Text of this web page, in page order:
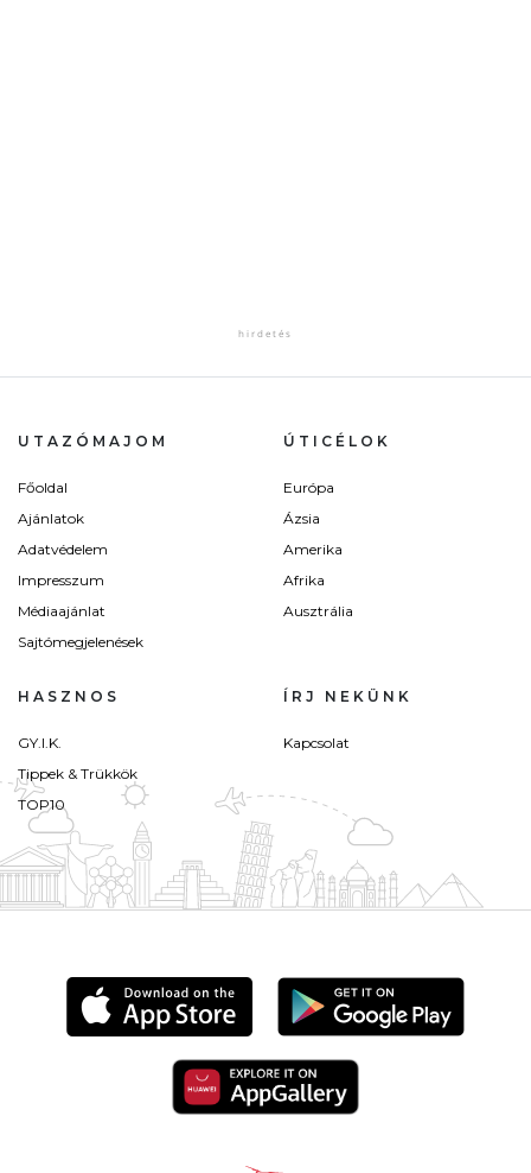
UTAZÓMAJOM
Főoldal
Ajánlatok
Adatvédelem
Impresszum
Médiaajánlat
Sajtómegjelenések
ÚTICÉLOK
Európa
Ázsia
Amerika
Afrika
Ausztrália
HASZNOS
GY.I.K.
Tippek & Trükkök
TOP10
ÍRJ NEKÜNK
Kapcsolat